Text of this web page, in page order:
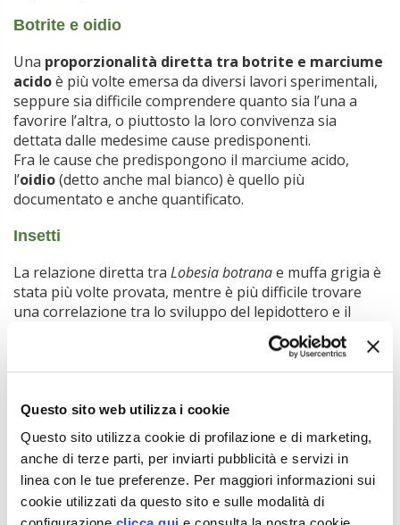
Questo sito web utilizza i cookie
Questo sito utilizza cookie di profilazione e di marketing,
anche di terze parti, per inviarti pubblicità e servizi in
linea con le tue preferenze. Per maggiori informazioni sui
cookie utilizzati da questo sito e sulle modalità di
Botrite e oidio
Una proporzionalità diretta tra botrite e marciume
acidoè più volte emersa da diversi lavori sperimentali,
seppure sia difficile comprendere quanto sia l’una a
favorire l’altra, o piuttosto la loro convivenza sia
dettata dalle medesime cause predisponenti.
Fra le cause che predispongono il marciume acido,
l’oidio(detto anche mal bianco) è quello più
documentato e anche quantificato.
Insetti
La relazione diretta tra Lobesia botranae muffa grigia è
stata più volte provata, mentre è più difficile trovare
una correlazione tra lo sviluppo del lepidottero e il
marciume acido. Non bisogna dimenticare che gli insetti
sono la più probabile causa di colonizzazione dell’uva
da parte dei funghi responsabili del marciume acido, in
Drosophila suzukii ).
Tratto dall’articolo pubblicato suL’Informatore Agrarion.
19/2017 a pag. 35
Il marciume acido della vite: contenerlo per salvare
la qualità
di S. Lavezzaro, A. Morando